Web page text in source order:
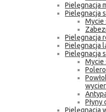
Pielęgnacja
Pielęgnacja
Mycie
Pielęgnacja
Pielęgnacja
Pielęgnacja
Mycie
Płyny
Pielęgnacja